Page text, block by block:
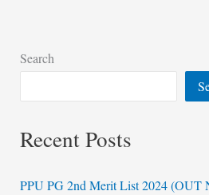
Search
Recent Posts
PPU PG 2nd Merit List 2024 (OUT